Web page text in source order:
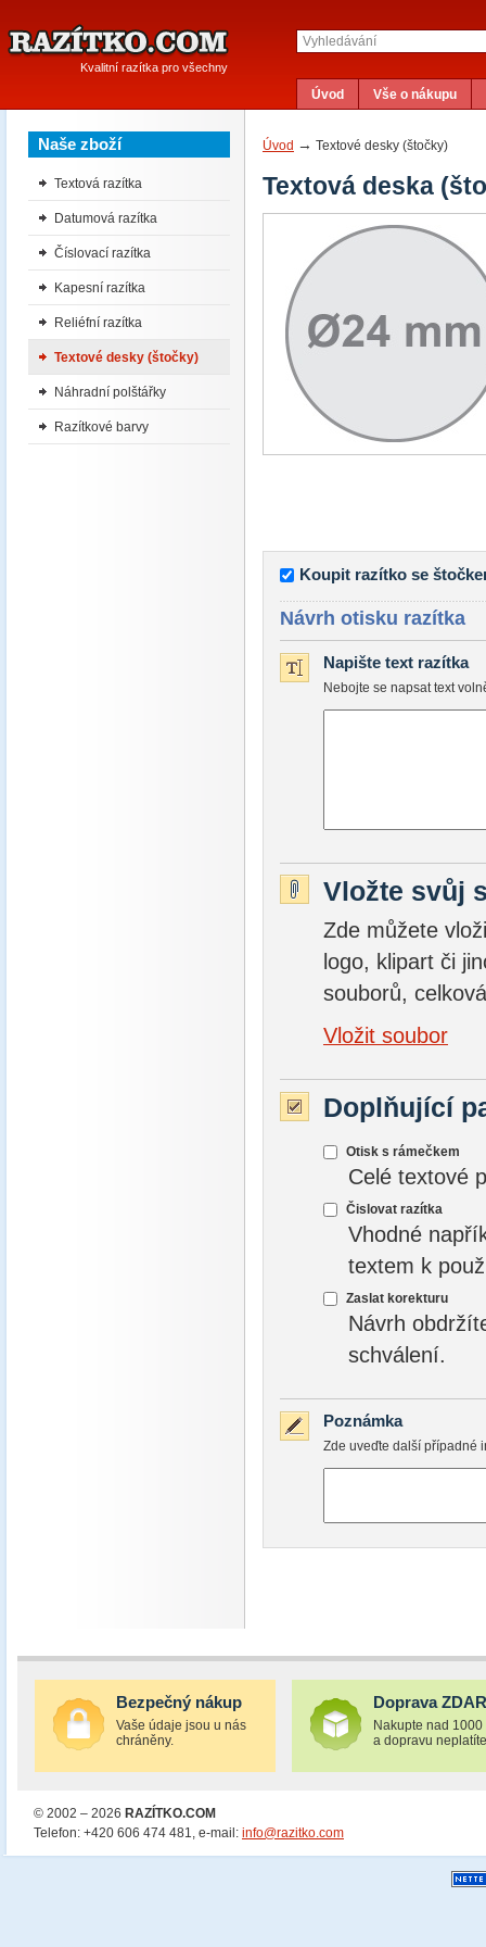
Kvalitní razítka pro všechny
Úvod Vše o nákupu
Úvod → Textové desky (štočky)
Textová deska
Koupit razítko se
Návrh otisku razítka
Napište text razítka
Nebojte se napsat text
Vložte svůj
Zde můžete
logo, klipart či
souborů,
Vložit soubor
Doplňující
Otisk s rámečkem
Celé textové
Čislovat razítka
Vhodné
textem k
Zaslat korekturu
Návrh
schválení.
Poznámka
Zde uveďte další případné
Naše zboží
Textová razítka
Datumová razítka
Číslovací razítka
Kapesní razítka
Reliéfní razítka
Textové desky (štočky)
Náhradní polštářky
Razítkové barvy
Bezpečný nákup
Vaše údaje jsou u nás
chráněny.
Doprava
Nakupte nad 1000
a dopravu
© 2002 – 2026 RAZÍTKO.COM
Telefon: +420 606 474 481, e-mail: info@razitko.com